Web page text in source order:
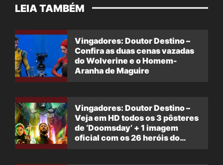
LEIA TAMBÉM
Vingadores: Doutor Destino –
Confira as duas cenas vazadas
do Wolverine e o Homem-
Aranha de Maguire
Vingadores: Doutor Destino –
Veja em HD todos os 3 pôsteres
de ‘Doomsday’ + 1 imagem
oficial com os 26 heróis do